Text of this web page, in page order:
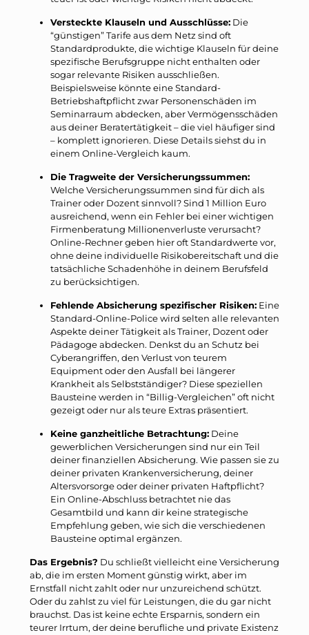
Versteckte Klauseln und Ausschlüsse: Die
“günstigen” Tarife aus dem Netz sind oft
Standardprodukte, die wichtige Klauseln für deine
spezifische Berufsgruppe nicht enthalten oder
sogar relevante Risiken ausschließen.
Beispielsweise könnte eine Standard-
Betriebshaftpflicht zwar Personenschäden im
Seminarraum abdecken, aber Vermögensschäden
aus deiner Beratertätigkeit – die viel häufiger sind
– komplett ignorieren. Diese Details siehst du in
einem Online-Vergleich kaum.
Die Tragweite der Versicherungssummen:
Welche Versicherungssummen sind für dich als
Trainer oder Dozent sinnvoll? Sind 1 Million Euro
ausreichend, wenn ein Fehler bei einer wichtigen
Firmenberatung Millionenverluste verursacht?
Online-Rechner geben hier oft Standardwerte vor,
ohne deine individuelle Risikobereitschaft und die
tatsächliche Schadenhöhe in deinem Berufsfeld
zu berücksichtigen.
Fehlende Absicherung spezifischer Risiken: Eine
Standard-Online-Police wird selten alle relevanten
Aspekte deiner Tätigkeit als Trainer, Dozent oder
Pädagoge abdecken. Denkst du an Schutz bei
Cyberangriffen, den Verlust von teurem
Equipment oder den Ausfall bei längerer
Krankheit als Selbstständiger? Diese speziellen
Bausteine werden in “Billig-Vergleichen” oft nicht
gezeigt oder nur als teure Extras präsentiert.
Keine ganzheitliche Betrachtung: Deine
gewerblichen Versicherungen sind nur ein Teil
deiner finanziellen Absicherung. Wie passen sie zu
deiner privaten Krankenversicherung, deiner
Altersvorsorge oder deiner privaten Haftpflicht?
Ein Online-Abschluss betrachtet nie das
Gesamtbild und kann dir keine strategische
Empfehlung geben, wie sich die verschiedenen
Bausteine optimal ergänzen.
Das Ergebnis? Du schließt vielleicht eine Versicherung
ab, die im ersten Moment günstig wirkt, aber im
Ernstfall nicht zahlt oder nur unzureichend schützt.
Oder du zahlst zu viel für Leistungen, die du gar nicht
brauchst. Das ist keine echte Ersparnis, sondern ein
teurer Irrtum, der deine berufliche und private Existenz